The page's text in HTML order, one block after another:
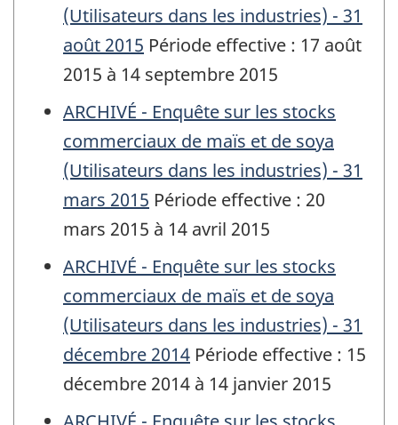
(Utilisateurs dans les industries) - 31
août 2015 Période effective : 17 août
2015 à 14 septembre 2015
ARCHIVÉ - Enquête sur les stocks
commerciaux de maïs et de soya
(Utilisateurs dans les industries) - 31
mars 2015 Période effective : 20
mars 2015 à 14 avril 2015
ARCHIVÉ - Enquête sur les stocks
commerciaux de maïs et de soya
(Utilisateurs dans les industries) - 31
décembre 2014 Période effective : 15
décembre 2014 à 14 janvier 2015